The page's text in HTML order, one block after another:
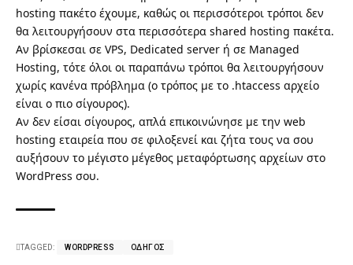
hosting πακέτο έχουμε, καθώς οι περισσότεροι τρόποι δεν
θα λειτουργήσουν στα περισσότερα shared hosting πακέτα.
Αν βρίσκεσαι σε VPS, Dedicated server ή σε Managed
Hosting, τότε όλοι οι παραπάνω τρόποι θα λειτουργήσουν
χωρίς κανένα πρόβλημα (ο τρόπος με το .htaccess αρχείο
είναι ο πιο σίγουρος).
Αν δεν είσαι σίγουρος, απλά επικοινώνησε με την web
hosting εταιρεία που σε φιλοξενεί και ζήτα τους να σου
αυξήσουν το μέγιστο μέγεθος μεταφόρτωσης αρχείων στο
WordPress σου.
TAGGED: WORDPRESS ΟΔΗΓΌΣ